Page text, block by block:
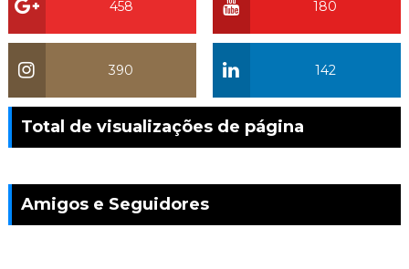
180
458
142
390
Total de visualizações de página
Amigos e Seguidores